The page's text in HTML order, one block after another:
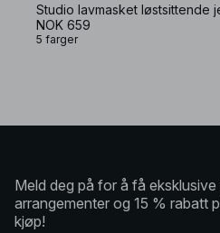
Studio lavmasket løstsittende
NOK 659
5 farger
Meld deg på for å få eksklusive
arrangementer og 15 % rabatt
kjøp!